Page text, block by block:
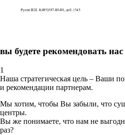
вы будете рекомендовать
1
Наша стратегическая цель – Ваши
и рекомендации партнерам.
Мы хотим, чтобы Вы забыли, что
центры.
Вы же понимаете, что нам не
раз?